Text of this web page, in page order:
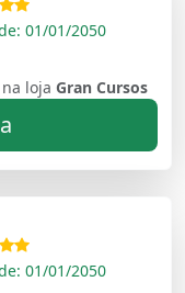
01/01/2050
na loja Gran Cursos
01/01/2050